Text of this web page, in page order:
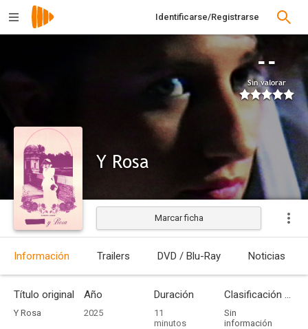
Identificarse/Registrarse
--
Sin valorar
Y Rosa
Estrenada
Marcar ficha
Información Trailers DVD / Blu-Ray Noticias
Título original
Y Rosa
Año
2025
Duración
11
minutos
Clasificación por edades
Sin
información